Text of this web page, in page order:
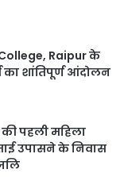
Raipur के
का शांतिपूर्ण आंदोलन
पहली महिला
उपासने के निवास